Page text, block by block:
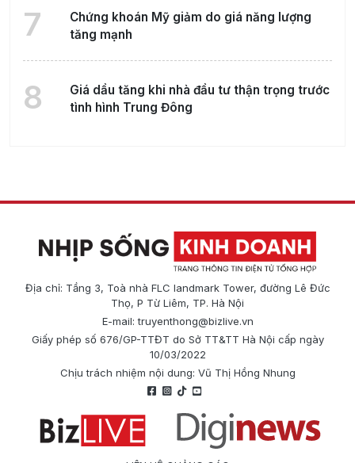
7
Chứng khoán Mỹ giảm do giá năng lượng
tăng mạnh
8
Giá dầu tăng khi nhà đầu tư thận trọng trước
tình hình Trung Đông
Địa chỉ: Tầng 3, Toà nhà FLC landmark Tower, đường Lê Đức
Thọ, P Từ Liêm, TP. Hà Nội
E-mail:truyenthong@bizlive.vn
Giấy phép số 676/GP-TTĐT do Sở TT&TT Hà Nội cấp ngày
10/03/2022
Chịu trách nhiệm nội dung: Vũ Thị Hồng Nhung